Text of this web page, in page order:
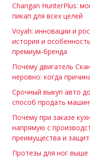
Changan HunterPlus:
пикап для всех целей
Voyah: инновации и
история и
премиум-бренда
Почему двигатель
неровно: когда
Срочный выкуп авто
способ продать
Почему при заказе
напрямую с
преимущества и
Протезы для ног выше